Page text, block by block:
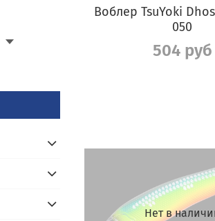
Воблер TsuYoki
050
504 руб
Нет в